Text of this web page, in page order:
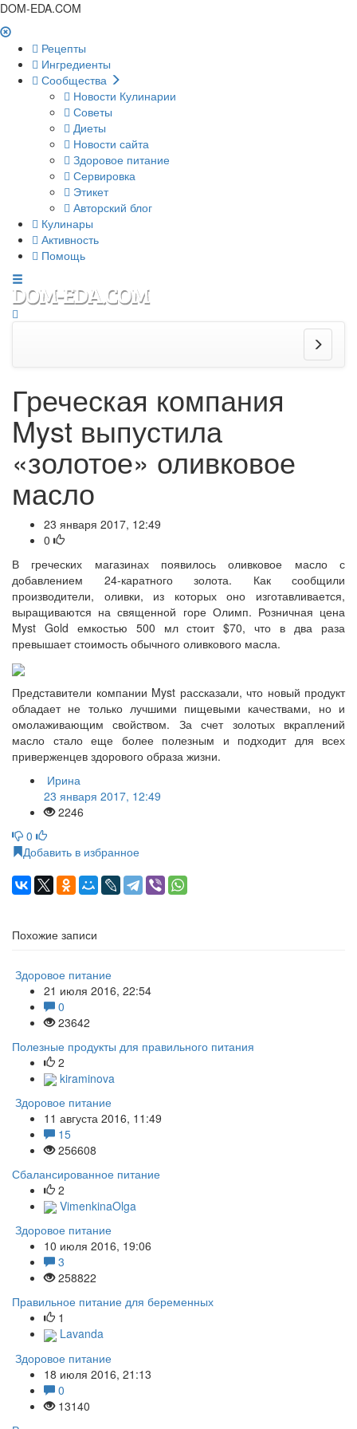
DOM-EDA.COM
Рецепты
Ингредиенты
Сообщества
Новости Кулинарии
Советы
Диеты
Новости сайта
Здоровое питание
Сервировка
Этикет
Авторский блог
Кулинары
Активность
Помощь
Греческая компания
Myst выпустила
«золотое» оливковое
масло
23 января 2017, 12:49
0
В греческих магазинах появилось оливковое масло с
добавлением 24-каратного золота. Как сообщили
производители, оливки, из которых оно изготавливается,
выращиваются на священной горе Олимп. Розничная цена
Myst Gold емкостью 500 мл стоит $70, что в два раза
превышает стоимость обычного оливкового масла.
Представители компании Myst рассказали, что новый продукт
обладает не только лучшими пищевыми качествами, но и
омолаживающим свойством. За счет золотых вкраплений
масло стало еще более полезным и подходит для всех
приверженцев здорового образа жизни.
Ирина
23 января 2017, 12:49
2246
0
Добавить в избранное
Похожие записи
Здоровое питание
21 июля 2016, 22:54
0
23642
Полезные продукты для правильного питания
2
kiraminova
Здоровое питание
11 августа 2016, 11:49
15
256608
Сбалансированное питание
2
VimenkinaOlga
Здоровое питание
10 июля 2016, 19:06
3
258822
Правильное питание для беременных
1
Lavanda
Здоровое питание
18 июля 2016, 21:13
0
13140